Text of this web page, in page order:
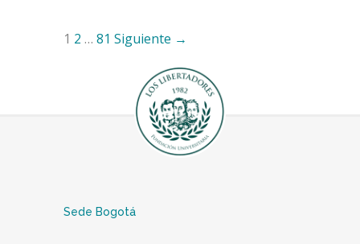
1 2 … 81 Siguiente →
Sede Bogotá